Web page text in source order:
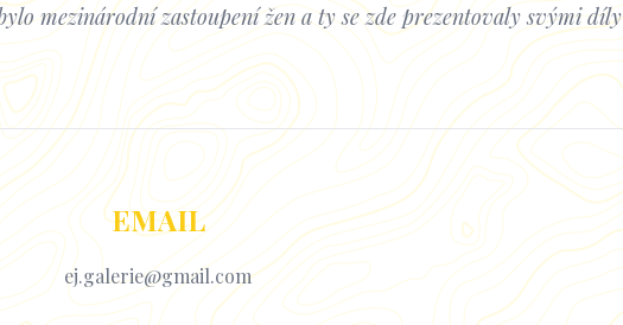
mezinárodní zastoupení žen a ty se zde prezentovaly svými díly
EMAIL
ej.galerie@gmail.com